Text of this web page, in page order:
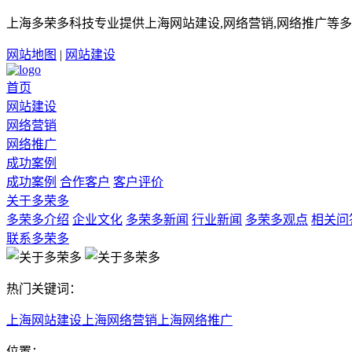
上海多荣多科技专业提供上海网站建设,网络营销,网络推广等
网站地图 | 网站建设
首页
网站建设
网络营销
网络推广
成功案例
成功案例 合作客户 客户评价
关于多荣多
多荣多介绍 企业文化 多荣多新闻 行业新闻 多荣多观点 相关问
联系多荣多
热门关键词：
上海网站建设 上海网络营销 上海网络推广